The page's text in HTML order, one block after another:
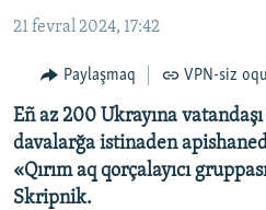
Qıdıruvğa
MEDENİYET
İNSAN AQLARI
VİDEO
SÜRET
BLOGLAR
21 fevral 2024, 17:42
Paylaşmaq VPN-siz
Eñ az 200 Ukrayına
davalarğa istinaden
«Qırım aq qorçalayıcı
Skripnik.